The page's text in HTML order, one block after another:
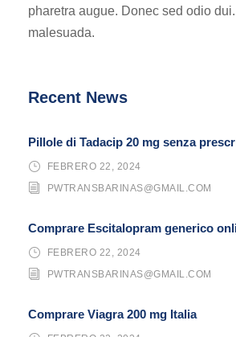
pharetra augue. Donec sed odio
malesuada.
Recent News
Pillole di Tadacip 20 mg senza
FEBRERO 22, 2024
PWTRANSBARINAS@GMAIL.COM
Comprare Escitalopram generico
FEBRERO 22, 2024
PWTRANSBARINAS@GMAIL.COM
Comprare Viagra 200 mg Italia